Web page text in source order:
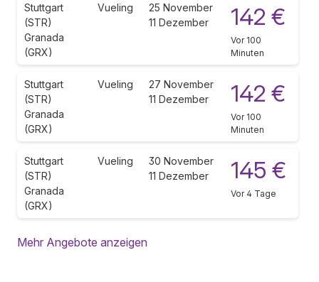
Stuttgart
(STR)
Granada
(GRX)
Vueling
25 November
11 Dezember
142 €
Vor 100
Minuten
Stuttgart
(STR)
Granada
(GRX)
Vueling
27 November
11 Dezember
142 €
Vor 100
Minuten
Stuttgart
(STR)
Granada
(GRX)
Vueling
30 November
11 Dezember
145 €
Vor 4 Tage
Mehr Angebote anzeigen